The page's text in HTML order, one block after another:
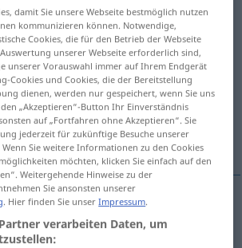
Übersetzung anklicken/antippen)
domestic
row
hängtschief bei Eheleuten
damit Sie unsere Webseite bestmöglich nutzen
kommunizieren können. Notwendige,
Cookies, die für den Betrieb der Webseite
unserer Webseite erforderlich sind,
unserer Vorauswahl immer auf Ihrem Endgerät
Cookies und Cookies, die der Bereitstellung
dienen, werden nur gespeichert, wenn Sie uns
„Akzeptieren“-Button Ihr Einverständnis
auf „Fortfahren ohne Akzeptieren“. Sie
jederzeit für zukünftige Besuche unserer
Sie weitere Informationen zu den Cookies
möchten, klicken Sie einfach auf den
Weitergehende Hinweise zu der
Sie ansonsten unserer
. Hier finden Sie unserImpressum.
verarbeiten Daten, um